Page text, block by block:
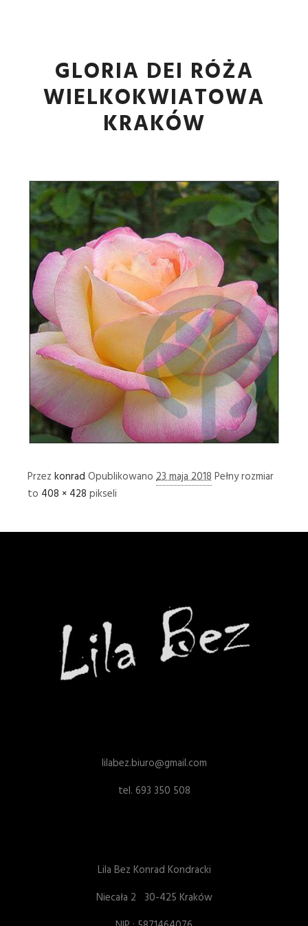
GLORIA DEI RÓŻA
WIELKOKWIATOWA
KRAKÓW
Przez konrad Opublikowano 23 maja 2018 Pełny rozmiar
to 408 × 428 pikseli
lilabez.biuro@gmail.com
tel. 693 350 508
Lila Bez Konrad Kondracki
Niecała 2 30-425 Kraków